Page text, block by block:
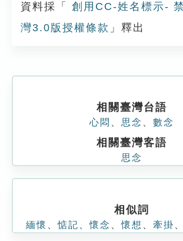
資料採「
創用CC-姓名標示-
灣3.0版授權條款 」釋出
相關臺灣台語
心悶 思念 數念
相關臺灣客語
思念
相似詞
緬懷 、惦記 、懷念 、懷想 牽掛